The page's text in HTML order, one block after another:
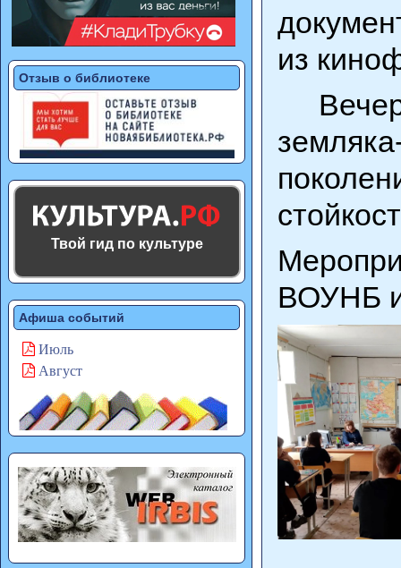
Отзыв о библиотеке
Твой гид по культуре
Афиша событий
Июль
Август
из
Вечер
ВОУНБ